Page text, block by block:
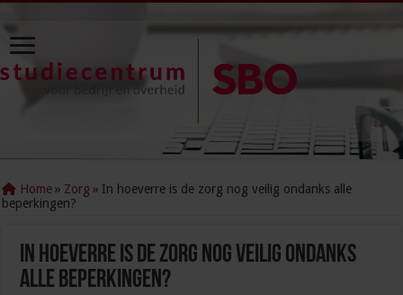
Home » Zorg » In hoeverre is de zorg nog veilig ondanks alle
beperkingen?
In hoeverre is de zorg nog veilig ondanks
alle beperkingen?